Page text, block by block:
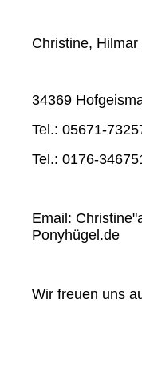
Christine,
34369
Tel.: 05671-
Tel.: 0176-
Email:
Ponyhügel.de
Wir freuen uns